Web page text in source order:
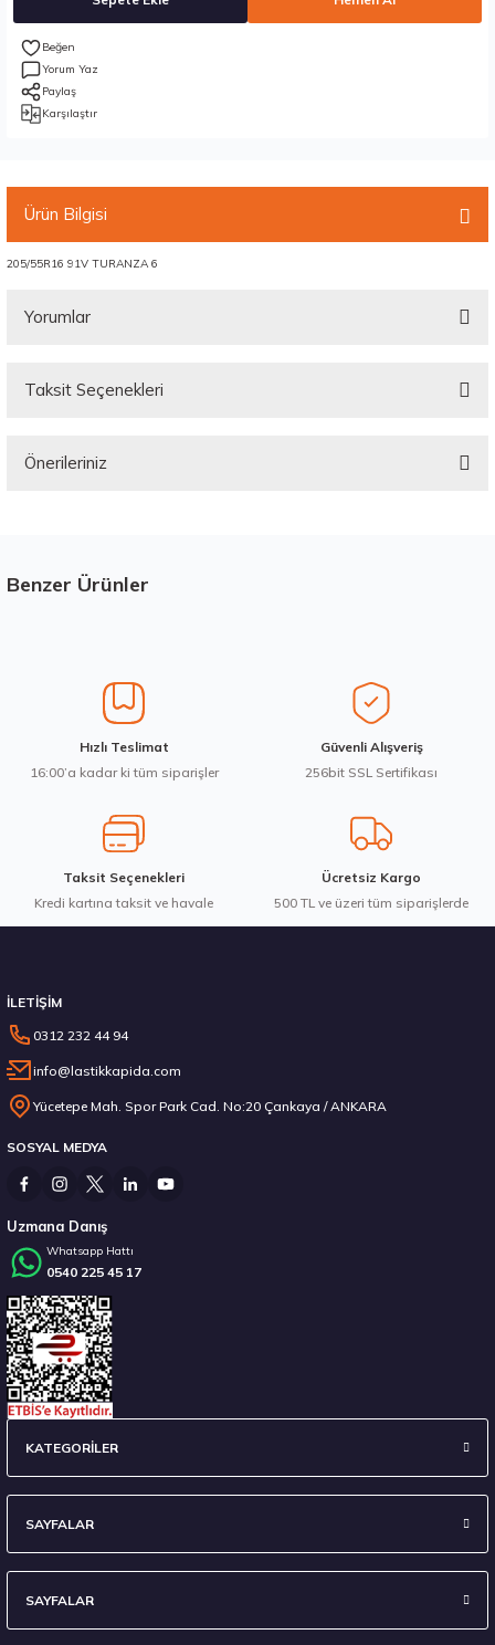
Yorum Yaz
Paylaş
Karşılaştır
Ürün Bilgisi
205/55R16 91V TURANZA 6
Yorumlar
Taksit Seçenekleri
Önerileriniz
Görüş ve önerileriniz için teşekkür ederiz.
Ürün bilgilerinde hatalar bulunuyor.
Ürün fiyatı diğer sitelerden daha pahalı.
Bu ürüne benzer farklı alternatifler olmalı.
Benzer Ürünler
Goodyear 205/55R16 91V Eagle Sport 2 Yaz 2026
3.382,50 ₺
Stokta 12 Adet
Hızlı Teslimat
16:00’a kadar ki tüm siparişler
Güvenli Alışveriş
256bit SSL Sertifikası
Taksit Seçenekleri
Kredi kartına taksit ve havale
Ücretsiz Kargo
500 TL ve üzeri tüm siparişlerde
İLETİŞİM
0312 232 44 94
info@lastikkapida.com
Yücetepe Mah. Spor Park Cad. No:20 Çankaya / ANKARA
SOSYAL MEDYA
Uzmana Danış
Whatsapp Hattı
0540 225 45 17
KATEGORİLER
SAYFALAR
SAYFALAR